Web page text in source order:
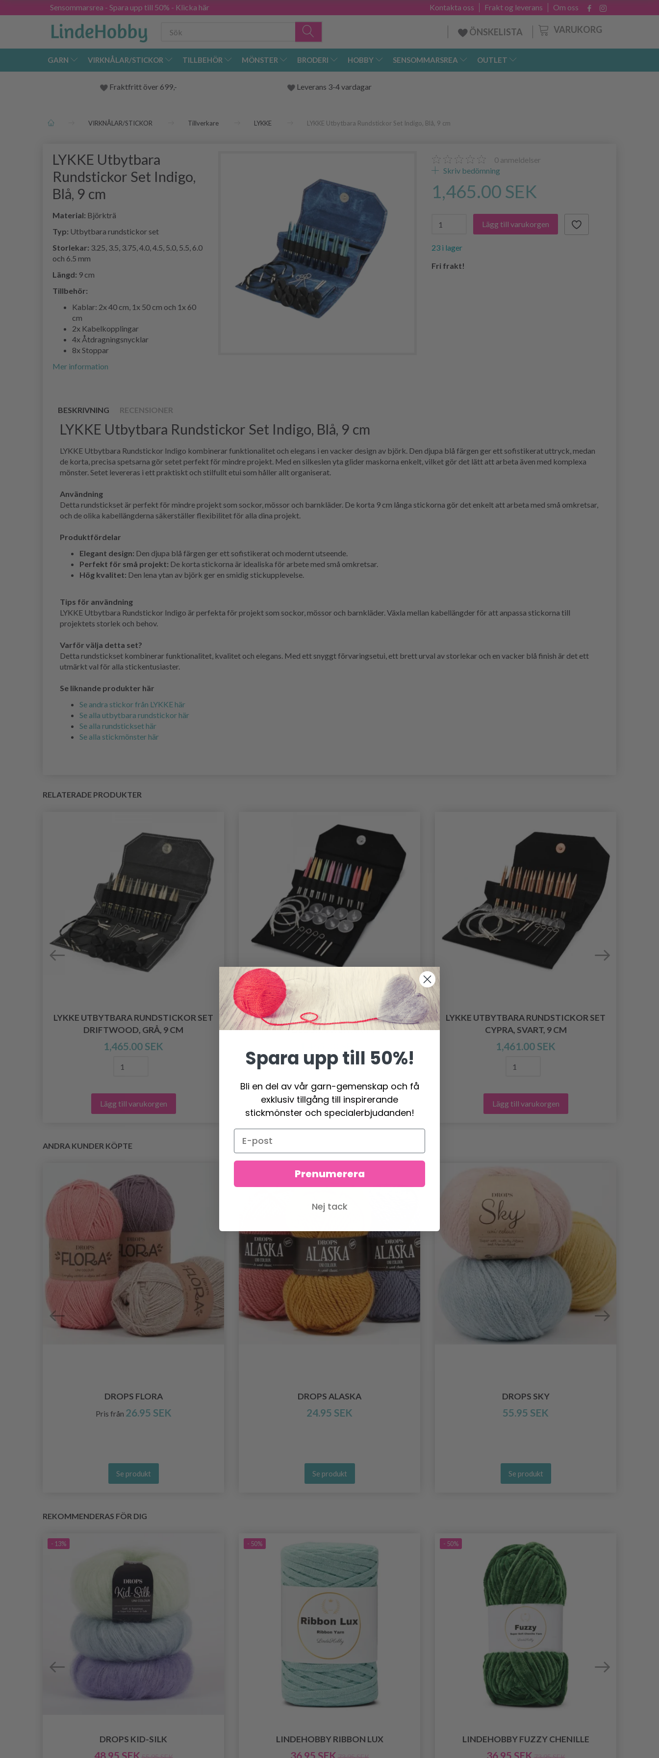
Sensommarsrea - Spara upp till 50% - Klicka här Om oss
Frakt og leverans
Kontakta oss
VARUKORG
ÖNSKELISTA
GARN VIRKNÅLAR/STICKOR TILLBEHÖR MÖNSTER BRODERI HOBBY SENSOMMARSREA OUTLET
Fraktfritt över 699,- Leverans 3-4 vardagar
VIRKNÅLAR/STICKOR Tillverkare LYKKE LYKKE Utbytbara Rundstickor Set Indigo, Blå, 9 cm
LYKKE Utbytbara
Rundstickor Set Indigo,
Blå, 9 cm
Material: Björkträ
Typ: Utbytbara rundstickor set
Storlekar: 3.25, 3.5, 3.75, 4.0, 4.5, 5.0, 5.5, 6.0
och 6.5 mm
Längd: 9 cm
Tillbehör:
Kablar: 2x 40 cm, 1x 50 cm och 1x 60
cm
2x Kabelkopplingar
4x Åtdragningsnycklar
8x Stoppar
Mer information
0 anmeldelser
Skriv bedömning
1,465.00 SEK
Lägg till varukorgen
23 i lager
Fri frakt!
BESKRIVNING RECENSIONER
LYKKE Utbytbara Rundstickor Set Indigo, Blå, 9 cm
LYKKE Utbytbara Rundstickor Indigo kombinerar funktionalitet och elegans i en vacker design av björk. Den djupa blå färgen ger ett sofistikerat uttryck, medan
de korta, precisa spetsarna gör setet perfekt för mindre projekt. Med en silkeslen yta glider maskorna enkelt, vilket gör det lätt att arbeta även med komplexa
mönster. Setet levereras i ett praktiskt och stilfullt etui som håller allt organiserat.
Användning
Detta rundstickset är perfekt för mindre projekt som sockor, mössor och barnkläder. De korta 9 cm långa stickorna gör det enkelt att arbeta med små omkretsar,
och de olika kabellängderna säkerställer flexibilitet för alla dina projekt.
Produktfördelar
Elegant design: Den djupa blå färgen ger ett sofistikerat och modernt utseende.
Perfekt för små projekt: De korta stickorna är idealiska för arbete med små omkretsar.
Hög kvalitet: Den lena ytan av björk ger en smidig stickupplevelse.
Tips för användning
LYKKE Utbytbara Rundstickor Indigo är perfekta för projekt som sockor, mössor och barnkläder. Växla mellan kabellängder för att anpassa stickorna till
projektets storlek och behov.
Varför välja detta set?
Detta rundstickset kombinerar funktionalitet, kvalitet och elegans. Med ett snyggt förvaringsetui, ett brett urval av storlekar och en vacker blå finish är det ett
utmärkt val för alla stickentusiaster.
Se liknande produkter här
Se andra stickor från LYKKE här
Se alla utbytbara rundstickor här
Se alla rundstickset här
Se alla stickmönster här
RELATERADE PRODUKTER
LYKKE UTBYTBARA RUNDSTICKOR SET
DRIFTWOOD, GRÅ, 9 CM
1,465.00 SEK
Lägg till varukorgen
LYKKE UTBYTBARA RUNDSTICKOR SET
COLOUR, SVART, 9 CM
Lägg till varukorgen
LYKKE UTBYTBARA RUNDSTICKOR SET
CYPRA, SVART, 9 CM
1,461.00 SEK
Lägg till varukorgen
ANDRA KUNDER KÖPTE
DROPS FLORA
Pris från 26.95 SEK
Se produkt
DROPS ALASKA
24.95 SEK
Se produkt
DROPS SKY
55.95 SEK
Se produkt
REKOMMENDERAS FÖR DIG
- 13%
DROPS KID-SILK
48.95 SEK
- 50%
LINDEHOBBY RIBBON LUX
36.95 SEK
- 50%
LINDEHOBBY FUZZY CHENILLE
36.95 SEK
Spara upp till 50%!
Bli en del av vår garn-gemenskap och få
exklusiv tillgång till inspirerande
stickmönster och specialerbjudanden!
Prenumerera
Nej tack